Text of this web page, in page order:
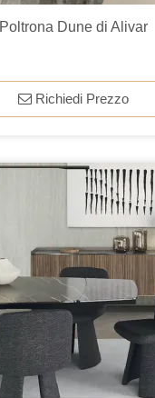
Poltrona Dune di Alivar
Richiedi Prezzo